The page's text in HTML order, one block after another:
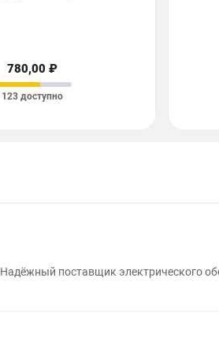
780,00 ₽
123 доступно
Надёжный поставщик электрического